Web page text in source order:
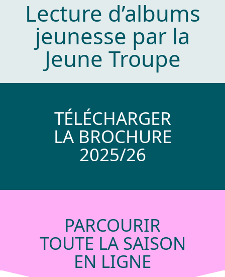
Lecture d’albums
jeunesse par la
Jeune Troupe
TÉLÉCHARGER
LA BROCHURE
2025/26
PARCOURIR
TOUTE LA SAISON
EN LIGNE